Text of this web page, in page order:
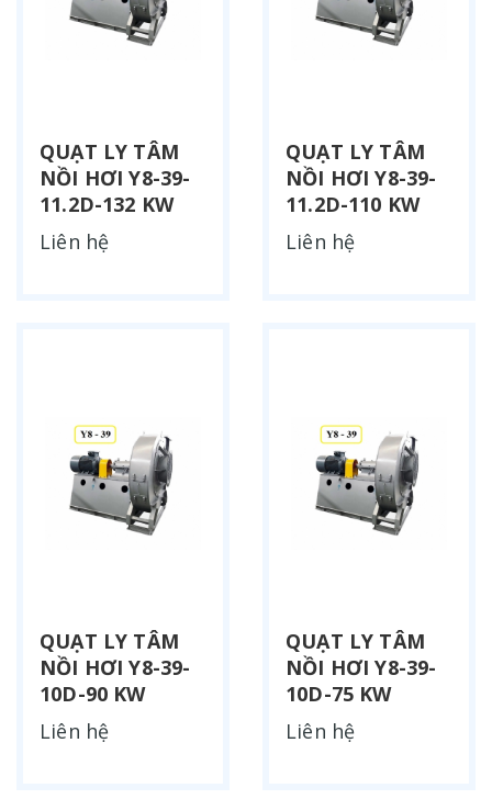
QUẠT LY TÂM
NỒI HƠI Y8-39-
11.2D-132 KW
Liên hệ
QUẠT LY TÂM
NỒI HƠI Y8-39-
11.2D-110 KW
Liên hệ
QUẠT LY TÂM
NỒI HƠI Y8-39-
10D-90 KW
Liên hệ
QUẠT LY TÂM
NỒI HƠI Y8-39-
10D-75 KW
Liên hệ